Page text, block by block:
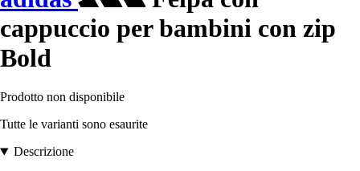
cappuccio per bambini con zip
Bold
Prodotto non disponibile
Tutte le varianti sono esaurite
Descrizione